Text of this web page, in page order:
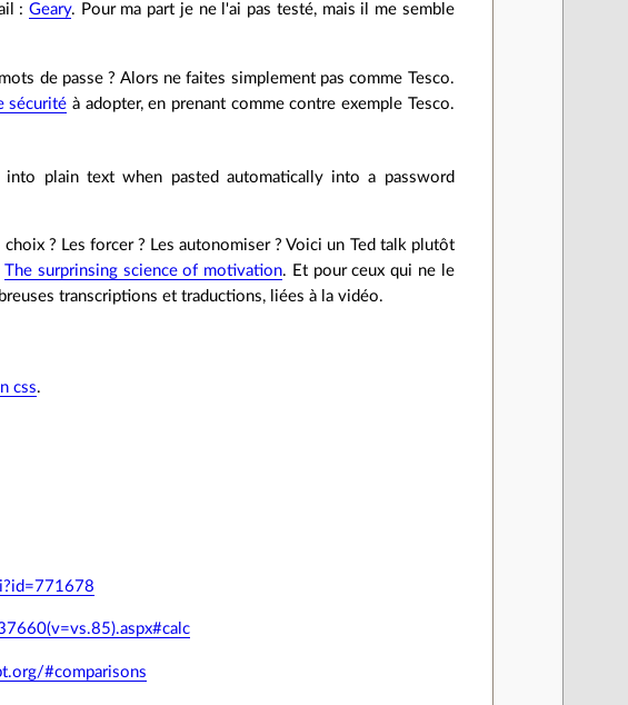
: Geary. Pour ma part je ne l'ai pas testé, mais il me semble
de passe ? Alors ne faites simplement pas comme Tesco.
sécurité à adopter, en prenant comme contre exemple Tesco.
plain text when pasted automatically into a password
? Les forcer ? Les autonomiser ? Voici un Ted talk plutôt
The surprinsing science of motivation. Et pour ceux qui ne le
transcriptions et traductions, liées à la vidéo.
css.
#comparisons